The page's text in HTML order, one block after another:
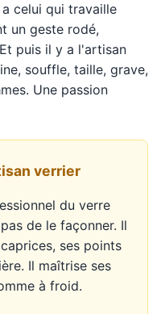
celui qui travaille
un geste rodé,
puis il y a l'artisan
souffle, taille, grave,
Une passion
verrier
du verre
de le façonner. Il
ses points
Il maîtrise ses
à froid.